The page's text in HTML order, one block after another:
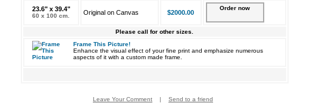
23.6" x 39.4"
60 x 100 cm. Original on Canvas $2000.00
Order now
Please call for other sizes.
Frame This Picture!
Enhance the visual effect of your fine print and emphasize numerous
aspects of it with a custom made frame.
Leave Your Comment | Send to a friend